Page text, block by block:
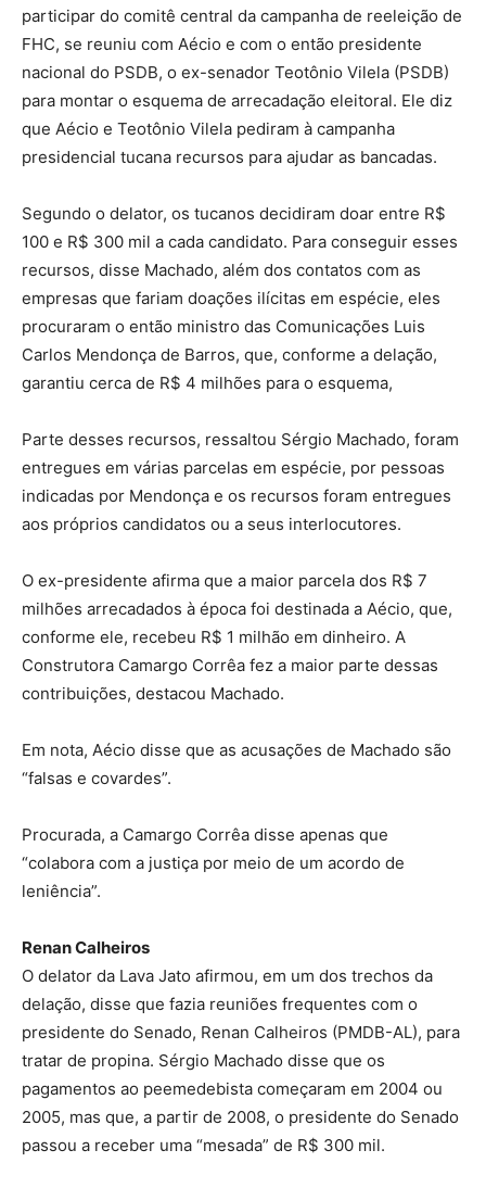
participar do comitê central da campanha de reeleição de
FHC, se reuniu com Aécio e com o então presidente
nacional do PSDB, o ex-senador Teotônio Vilela (PSDB)
para montar o esquema de arrecadação eleitoral. Ele diz
que Aécio e Teotônio Vilela pediram à campanha
presidencial tucana recursos para ajudar as bancadas.
Segundo o delator, os tucanos decidiram doar entre R$
100 e R$ 300 mil a cada candidato. Para conseguir esses
recursos, disse Machado, além dos contatos com as
empresas que fariam doações ilícitas em espécie, eles
procuraram o então ministro das Comunicações Luis
Carlos Mendonça de Barros, que, conforme a delação,
garantiu cerca de R$ 4 milhões para o esquema,
Parte desses recursos, ressaltou Sérgio Machado, foram
entregues em várias parcelas em espécie, por pessoas
indicadas por Mendonça e os recursos foram entregues
aos próprios candidatos ou a seus interlocutores.
O ex-presidente afirma que a maior parcela dos R$ 7
milhões arrecadados à época foi destinada a Aécio, que,
conforme ele, recebeu R$ 1 milhão em dinheiro. A
Construtora Camargo Corrêa fez a maior parte dessas
contribuições, destacou Machado.
Em nota, Aécio disse que as acusações de Machado são
“falsas e covardes”.
Procurada, a Camargo Corrêa disse apenas que
“colabora com a justiça por meio de um acordo de
leniência”.
Renan Calheiros
O delator da Lava Jato afirmou, em um dos trechos da
delação, disse que fazia reuniões frequentes com o
presidente do Senado, Renan Calheiros (PMDB-AL), para
tratar de propina. Sérgio Machado disse que os
pagamentos ao peemedebista começaram em 2004 ou
2005, mas que, a partir de 2008, o presidente do Senado
passou a receber uma “mesada” de R$ 300 mil.